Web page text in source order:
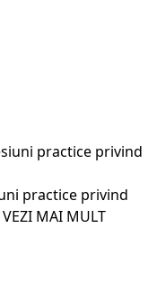
practice privind
VEZI MAI MULT